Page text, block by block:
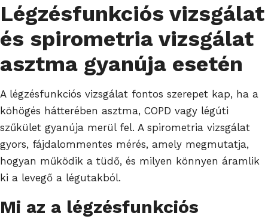
Légzésfunkciós vizsgálat
és spirometria vizsgálat
asztma gyanúja esetén
A légzésfunkciós vizsgálat fontos szerepet kap, ha a
köhögés hátterében asztma, COPD vagy légúti
szűkület gyanúja merül fel. A spirometria vizsgálat
gyors, fájdalommentes mérés, amely megmutatja,
hogyan működik a tüdő, és milyen könnyen áramlik
ki a levegő a légutakból.
Mi az a légzésfunkciós